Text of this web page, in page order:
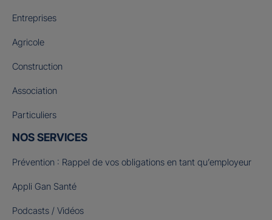
Entreprises
Agricole
Construction
Association
Particuliers
NOS SERVICES
Prévention : Rappel de vos obligations en tant qu’employeur
Appli Gan Santé
Podcasts / Vidéos